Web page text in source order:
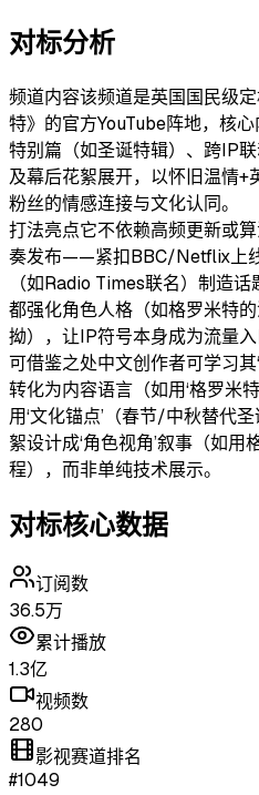
对标分析
频道内容该频道是英国国民级
特》的官方YouTube阵地，核
特别篇（如圣诞特辑）、跨IP
及幕后花絮展开，以怀旧温情
粉丝的情感连接与文化认同。
打法亮点它不依赖高频更新或
奏发布——紧扣BBC/Netflix上
（如Radio Times联名）制造
都强化角色人格（如格罗米特
拗），让IP符号本身成为流量入
可借鉴之处中文创作者可学习
转化为内容语言（如用‘格罗米
用‘文化锚点’（春节/中秋替代
絮设计成‘角色视角’叙事（如
程），而非单纯技术展示。
对标核心数据
订阅数
36.5万
累计播放
1.3亿
视频数
280
影视赛道排名
#1049